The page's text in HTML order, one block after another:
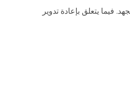
فيما يتعلق بإعادة تدوير